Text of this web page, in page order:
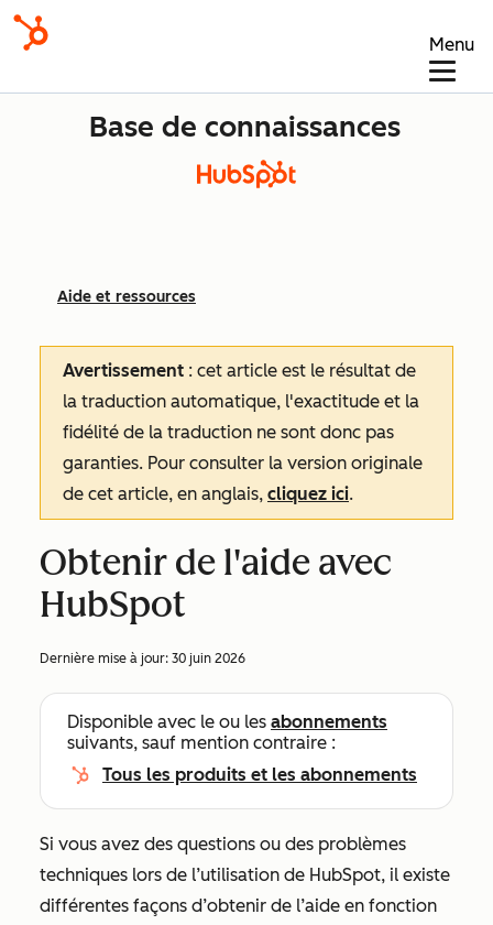
Menu
Base de connaissances
Aide et ressources
Avertissement : cet article est le résultat de
la traduction automatique, l'exactitude et la
fidélité de la traduction ne sont donc pas
garanties. Pour consulter la version originale
de cet article, en anglais, cliquez ici.
Obtenir de l'aide avec
HubSpot
Dernière mise à jour: 30 juin 2026
Disponible avec le ou les abonnements
suivants, sauf mention contraire :
Tous les produits et les abonnements
Si vous avez des questions ou des problèmes
techniques lors de l’utilisation de HubSpot, il existe
différentes façons d’obtenir de l’aide en fonction